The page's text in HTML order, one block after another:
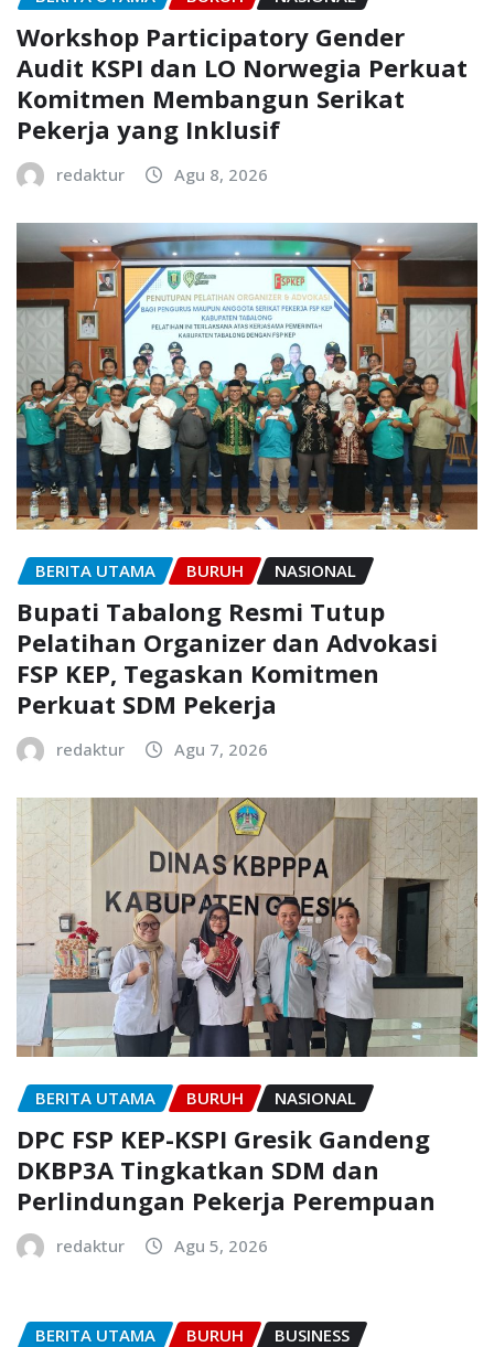
Workshop Participatory Gender
Audit KSPI dan LO Norwegia Perkuat
Komitmen Membangun Serikat
Pekerja yang Inklusif
redaktur Agu 8, 2026
BERITA UTAMA BURUH NASIONAL
Bupati Tabalong Resmi Tutup
Pelatihan Organizer dan Advokasi
FSP KEP, Tegaskan Komitmen
Perkuat SDM Pekerja
redaktur Agu 7, 2026
BERITA UTAMA BURUH NASIONAL
DPC FSP KEP-KSPI Gresik Gandeng
DKBP3A Tingkatkan SDM dan
Perlindungan Pekerja Perempuan
redaktur Agu 5, 2026
BERITA UTAMA BURUH
BUSINESS